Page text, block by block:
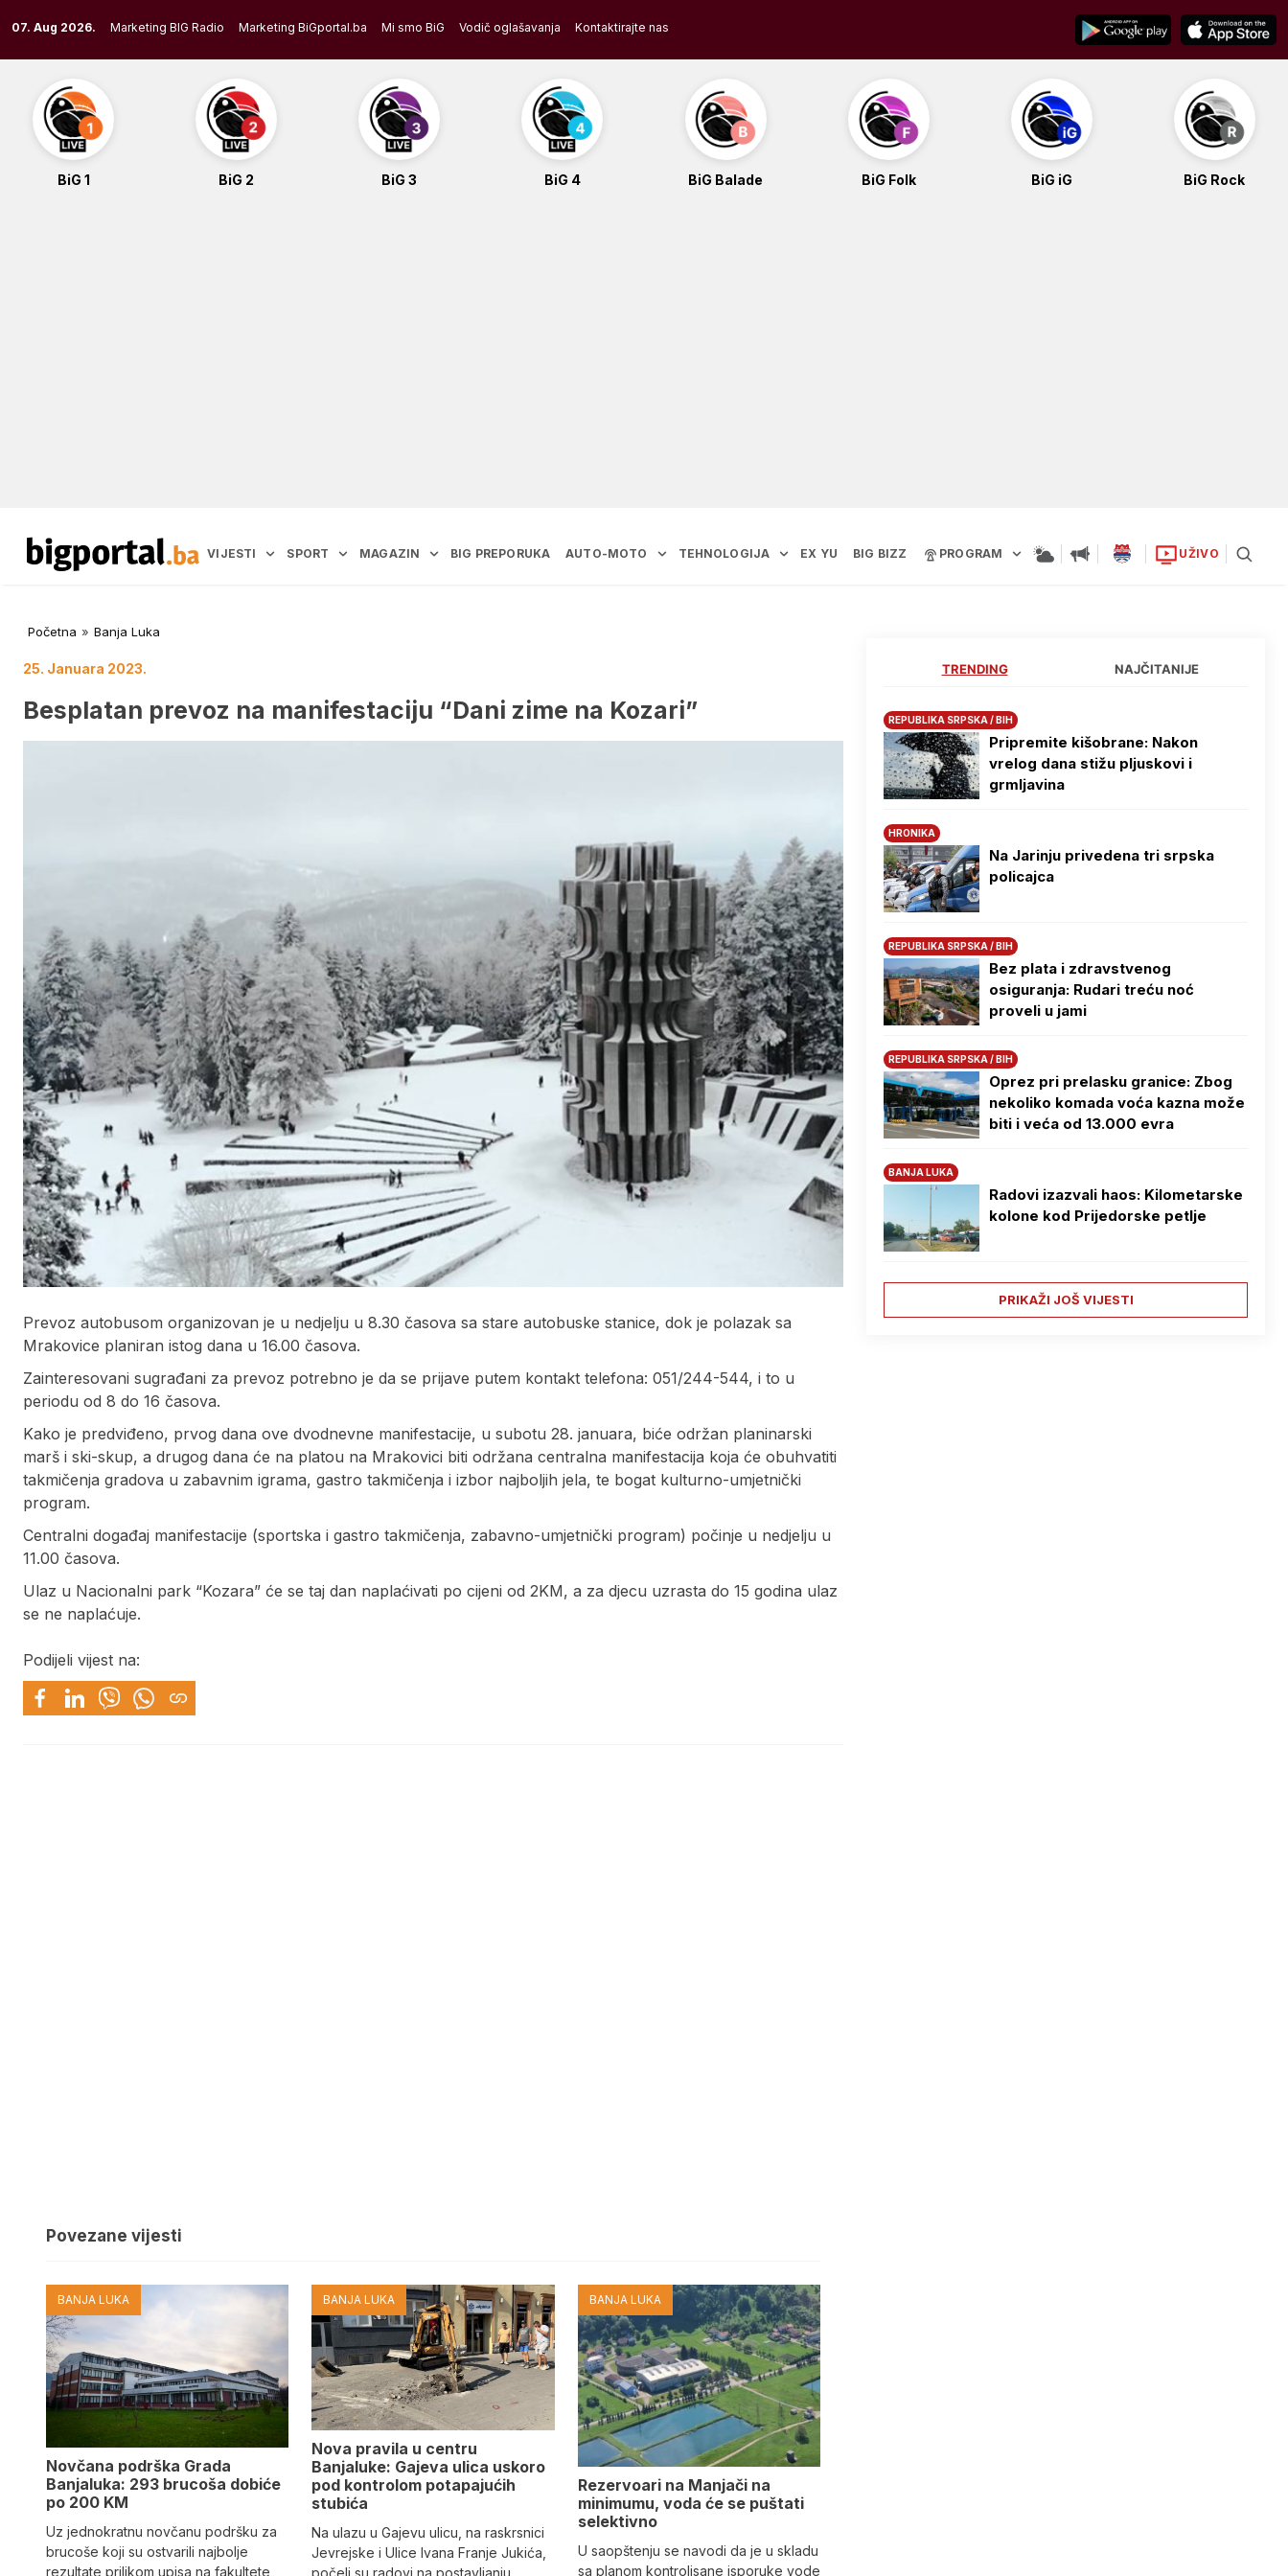
to
content
07. Aug 2026. Marketing BIG Radio Marketing BiGportal.ba Mi smo BiG Vodič oglašavanja Kontaktirajte nas
BiG 1 BiG 2 BiG 3 BiG 4 BiG Balade BiG Folk BiG iG BiG Rock
VIJESTI SPORT MAGAZIN BIG PREPORUKA AUTO-MOTO TEHNOLOGIJA EX YU BIG BIZZ PROGRAM UŽIVO
Početna » Banja Luka
25. Januara 2023.
Besplatan prevoz na manifestaciju “Dani zime na Kozari”
Prevoz autobusom organizovan je u nedjelju u 8.30 časova sa stare autobuske stanice, dok je polazak sa
Mrakovice planiran istog dana u 16.00 časova.
Zainteresovani sugrađani za prevoz potrebno je da se prijave putem kontakt telefona: 051/244-544, i to u
periodu od 8 do 16 časova.
Kako je predviđeno, prvog dana ove dvodnevne manifestacije, u subotu 28. januara, biće održan planinarski
marš i ski-skup, a drugog dana će na platou na Mrakovici biti održana centralna manifestacija koja će obuhvatiti
takmičenja gradova u zabavnim igrama, gastro takmičenja i izbor najboljih jela, te bogat kulturno-umjetnički
program.
Centralni događaj manifestacije (sportska i gastro takmičenja, zabavno-umjetnički program) počinje u nedjelju u
11.00 časova.
Ulaz u Nacionalni park “Kozara” će se taj dan naplaćivati po cijeni od 2KM, a za djecu uzrasta do 15 godina ulaz
se ne naplaćuje.
Podijeli vijest na:
Povezane vijesti
BANJA LUKA
Novčana podrška Grada
Banjaluka: 293 brucoša dobiće
po 200 KM
Uz jednokratnu novčanu podršku za
brucoše koji su ostvarili najbolje
rezultate prilikom upisa na fakultete,
BANJA LUKA
Nova pravila u centru
Banjaluke: Gajeva ulica uskoro
pod kontrolom potapajućih
stubića
Na ulazu u Gajevu ulicu, na raskrsnici
Jevrejske i Ulice Ivana Franje Jukića,
BANJA LUKA
Rezervoari na Manjači na
minimumu, voda će se puštati
selektivno
U saopštenju se navodi da je u skladu
sa planom kontrolisane isporuke vode
TRENDING NAJČITANIJE
REPUBLIKA SRPSKA / BIH
Pripremite kišobrane: Nakon
vrelog dana stižu pljuskovi i
grmljavina
HRONIKA
Na Јarinju privedena tri srpska
policajca
REPUBLIKA SRPSKA / BIH
Bez plata i zdravstvenog
osiguranja: Rudari treću noć
proveli u jami
REPUBLIKA SRPSKA / BIH
Oprez pri prelasku granice: Zbog
nekoliko komada voća kazna može
biti i veća od 13.000 evra
BANJA LUKA
Radovi izazvali haos: Kilometarske
kolone kod Prijedorske petlje
PRIKAŽI JOŠ VIJESTI